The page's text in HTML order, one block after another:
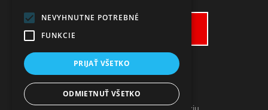
NEVYHNUTNE POTREBNÉ
FUNKCIE
PRIJAŤ VŠETKO
ODMIETNUŤ VŠETKO